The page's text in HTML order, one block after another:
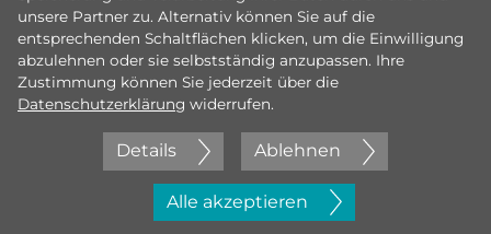
Jetzt initiativ bewerben
unsere Partner zu. Alternativ können Sie auf die
entsprechenden Schaltflächen klicken, um die Einwilligung
abzulehnen oder sie selbstständig anzupassen. Ihre
Zustimmung können Sie jederzeit über die
Datenschutzerklärung widerrufen.
Details Ablehnen
Alle akzeptieren